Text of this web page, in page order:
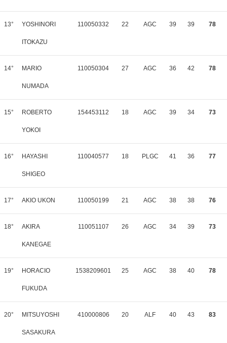
13° YOSHINORI
ITOKAZU
110050332 22 AGC 39 39 78
14° MARIO
NUMADA
110050304 27 AGC 36 42 78
15° ROBERTO
YOKOI
154453112 18 AGC 39 34 73
16° HAYASHI
SHIGEO
110040577 18 PLGC 41 36 77
17° AKIO UKON 110050199 21 AGC 38 38 76
18° AKIRA
KANEGAE
110051107 26 AGC 34 39 73
19° HORACIO
FUKUDA
1538209601 25 AGC 38 40 78
20° MITSUYOSHI
SASAKURA
410000806 20 ALF 40 43 83